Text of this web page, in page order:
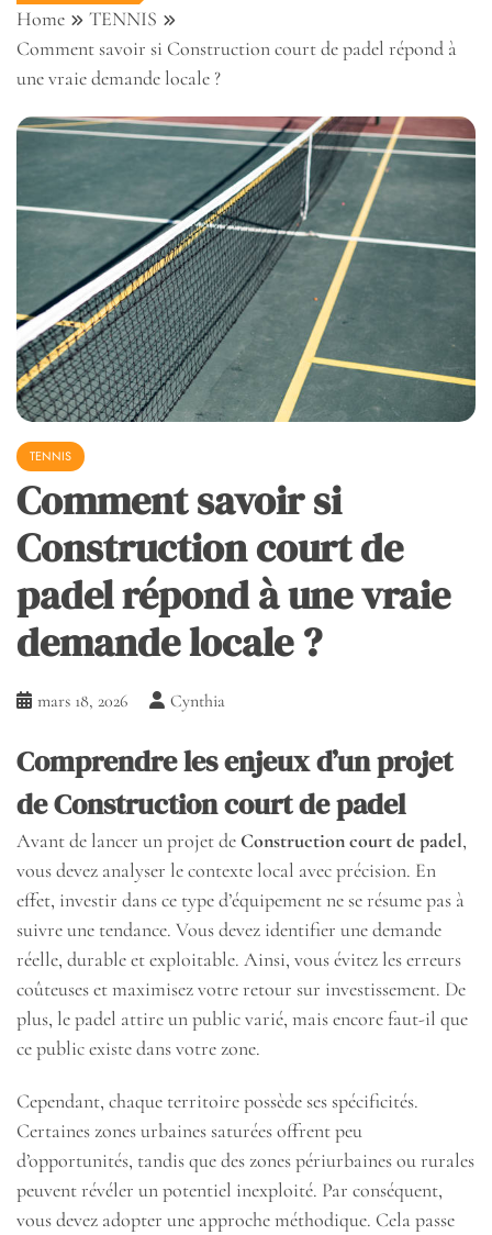
Home
TENNIS
Comment savoir si Construction court de padel répond à
une vraie demande locale ?
TENNIS
Comment savoir si
Construction court de
padel répond à une vraie
demande locale ?
mars 18, 2026 Cynthia
Comprendre les enjeux d’un projet
de Construction court de padel
Avant de lancer un projet de Construction court de padel,
vous devez analyser le contexte local avec précision. En
effet, investir dans ce type d’équipement ne se résume pas à
suivre une tendance. Vous devez identifier une demande
réelle, durable et exploitable. Ainsi, vous évitez les erreurs
coûteuses et maximisez votre retour sur investissement. De
plus, le padel attire un public varié, mais encore faut-il que
ce public existe dans votre zone.
Cependant, chaque territoire possède ses spécificités.
Certaines zones urbaines saturées offrent peu
d’opportunités, tandis que des zones périurbaines ou rurales
peuvent révéler un potentiel inexploité. Par conséquent,
vous devez adopter une approche méthodique. Cela passe